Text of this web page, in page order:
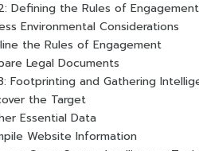
Defining the Rules of Engagement
Environmental Considerations
the Rules of Engagement
Legal Documents
Footprinting and Gathering
the Target
Essential Data
Website Information